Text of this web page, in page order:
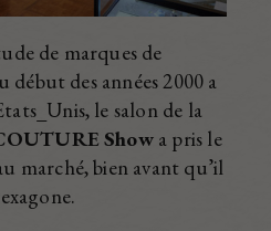
de marques de
des années 2000 a
le salon de la
Showa pris le
marché, bien avant qu’il